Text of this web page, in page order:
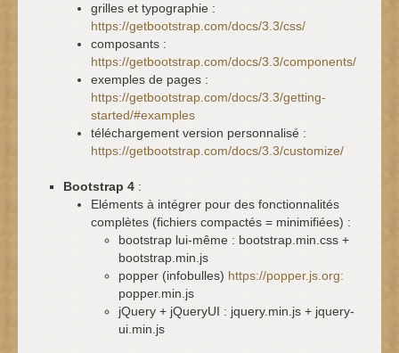
grilles et typographie :
https://getbootstrap.com/docs/3.3/css/
composants :
https://getbootstrap.com/docs/3.3/components/
exemples de pages :
https://getbootstrap.com/docs/3.3/getting-
started/#examples
téléchargement version personnalisé :
https://getbootstrap.com/docs/3.3/customize/
Bootstrap 4 :
Eléments à intégrer pour des fonctionnalités
complètes (fichiers compactés = minimifiées) :
bootstrap lui-même : bootstrap.min.css +
bootstrap.min.js
popper (infobulles) https://popper.js.org:
popper.min.js
jQuery + jQueryUI : jquery.min.js + jquery-
ui.min.js